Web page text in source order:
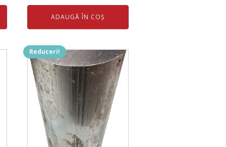
inițial
fost:
336 lei.
curent
este:
296 lei.
ADAUGĂ ÎN COȘ
Reduceri!